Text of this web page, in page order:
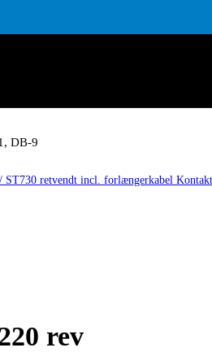
DB-9
ST730 retvendt incl. forlængerkabel
rev